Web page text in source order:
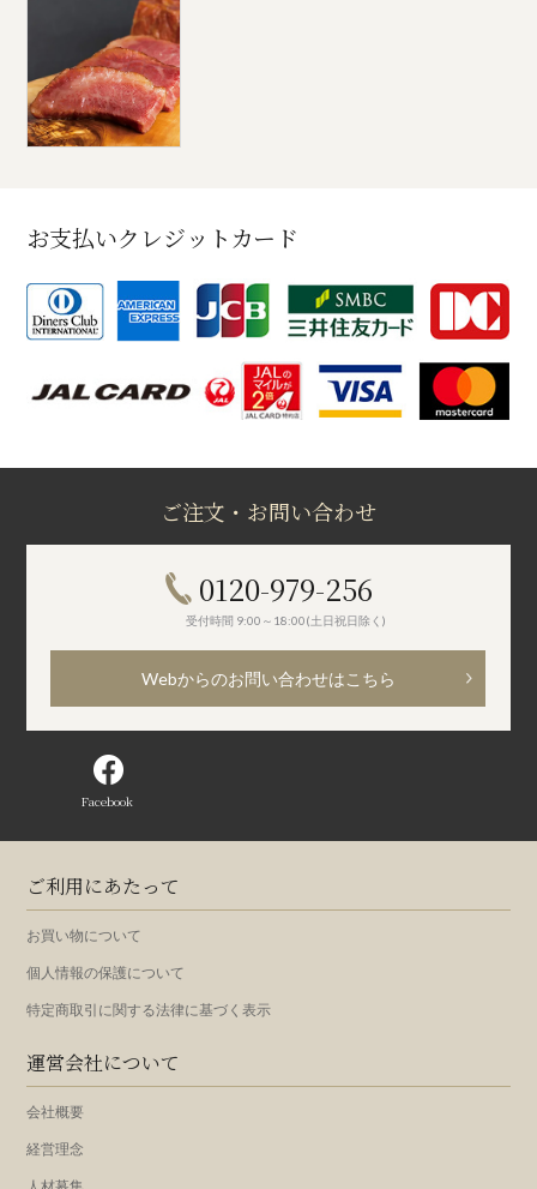
お支払いクレジットカード
ご注文・お問い合わせ
0120-979-256
受付時間 9:00～18:00(土日祝日除く)
Webからのお問い合わせはこちら
Facebook
ご利用にあたって
お買い物について
個人情報の保護について
特定商取引に関する法律に基づく表示
運営会社について
会社概要
経営理念